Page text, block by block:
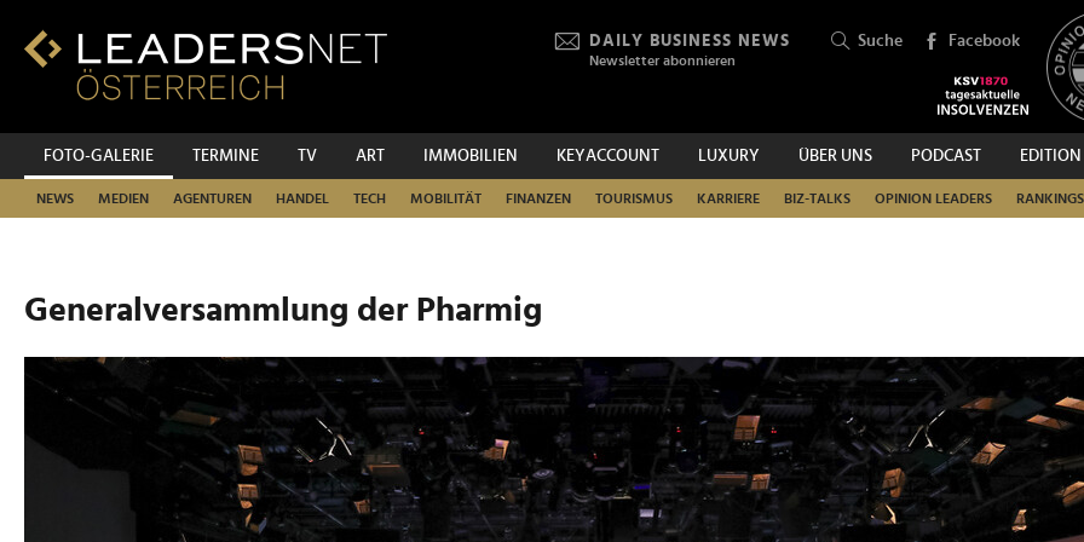
Inhalt
Fußzeilen-
Hauptnavigation
DAILY BUSINESS NEWS
Newsletter abonnieren
Suche Facebook
FOTO-GALERIE TERMINE TV ART IMMOBILIEN KEYACCOUNT LUXURY ÜBER UNS PODCAST EDITION
NEWS MEDIEN AGENTUREN HANDEL TECH MOBILITÄT FINANZEN TOURISMUS KARRIERE BIZ-TALKS OPINION LEADERS RANKINGS
SUCHEN
Generalversammlung der Pharmig